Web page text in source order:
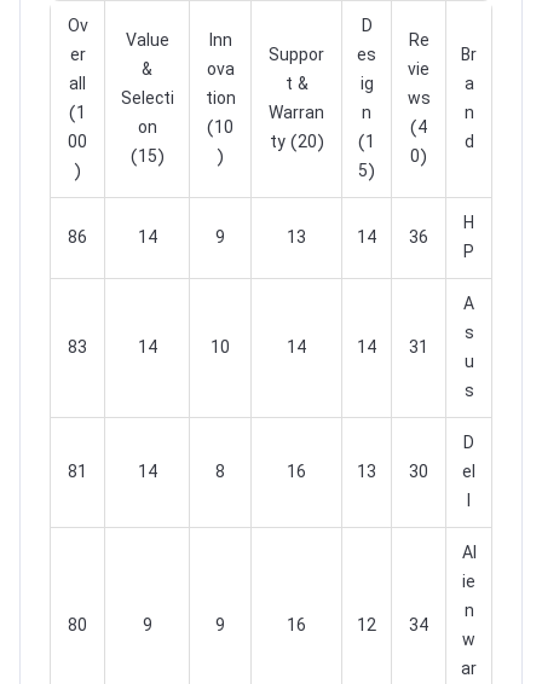
Br
a
n
d
Re
vie
ws
(4
0)
D
es
ig
n
(1
5)
Suppor
t &
Warran
ty (20)
Inn
ova
tion
(10
)
Value
&
Selecti
on
(15)
Ov
er
all
(1
00
)
H
P
36
14
13
9
14
86
A
s
u
s
31
14
14
10
14
83
D
el
l
30
13
16
8
14
81
Al
ie
n
w
ar
34
12
16
9
9
80